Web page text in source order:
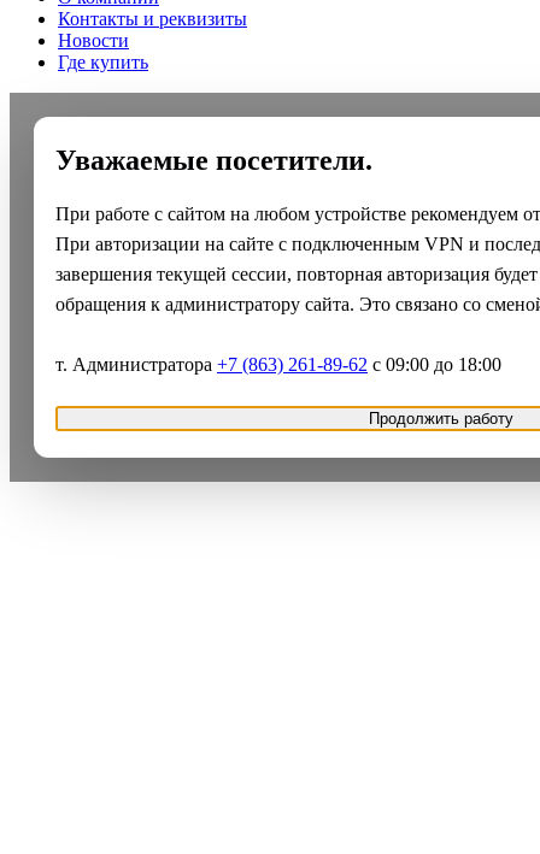
Контакты и реквизиты
Новости
Где купить
Уважаемые посетители.
При работе с сайтом на любом устройстве рекомендуем
При авторизации на сайте с подключенным VPN и
завершения текущей сессии, повторная авторизация
обращения к администратору сайта. Это связано со
т. Администратора +7 (863) 261-89-62 с 09:00 до 18:00
Продолжить работу